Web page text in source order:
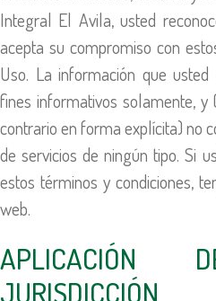
Integral El Avila, usted
acepta su compromiso con
Uso. La información que
fines informativos solamente,
contrario en forma explícita) no
de servicios de ningún tipo. Si
estos términos y condiciones,
web.
JURISDICCIÓN